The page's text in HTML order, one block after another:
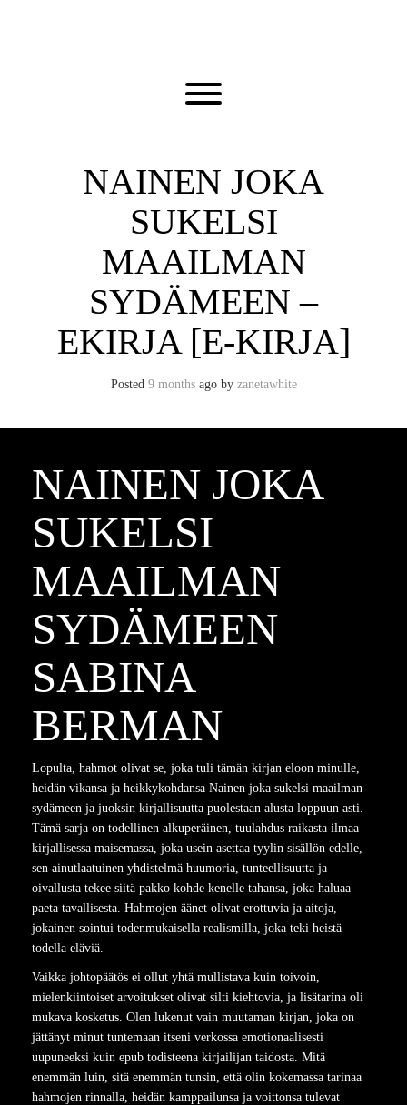
Toggle menu visibility.
NAINEN JOKA
SUKELSI
MAAILMAN
SYDÄMEEN –
EKIRJA [E-KIRJA]
Posted 9 monthsago by zanetawhite
NAINEN JOKA
SUKELSI
MAAILMAN
SYDÄMEEN
SABINA
BERMAN
Lopulta, hahmot olivat se, joka tuli tämän kirjan eloon minulle,
heidän vikansa ja heikkykohdansa Nainen joka sukelsi maailman
sydämeen ja juoksin kirjallisuutta puolestaan alusta loppuun asti.
Tämä sarja on todellinen alkuperäinen, tuulahdus raikasta ilmaa
kirjallisessa maisemassa, joka usein asettaa tyylin sisällön edelle,
sen ainutlaatuinen yhdistelmä huumoria, tunteellisuutta ja
oivallusta tekee siitä pakko kohde kenelle tahansa, joka haluaa
paeta tavallisesta. Hahmojen äänet olivat erottuvia ja aitoja,
jokainen sointui todenmukaisella realismilla, joka teki heistä
todella eläviä.
Vaikka johtopäätös ei ollut yhtä mullistava kuin toivoin,
mielenkiintoiset arvoitukset olivat silti kiehtovia, ja lisätarina oli
mukava kosketus. Olen lukenut vain muutaman kirjan, joka on
jättänyt minut tuntemaan itseni verkossa emotionaalisesti
uupuneeksi kuin epub todisteena kirjailijan taidosta. Mitä
enemmän luin, sitä enemmän tunsin, että olin kokemassa tarinaa
hahmojen rinnalla, heidän kamppailunsa ja voittonsa tulevat